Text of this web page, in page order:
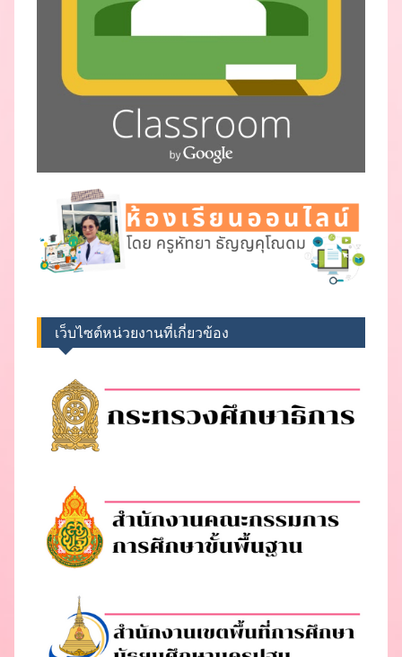
เว็บไซต์หน่วยงานที่เกี่ยวข้อง